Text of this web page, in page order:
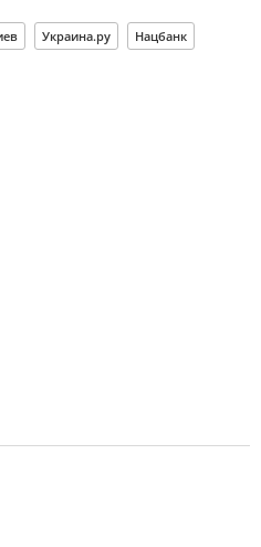
Украина.ру Нацбанк